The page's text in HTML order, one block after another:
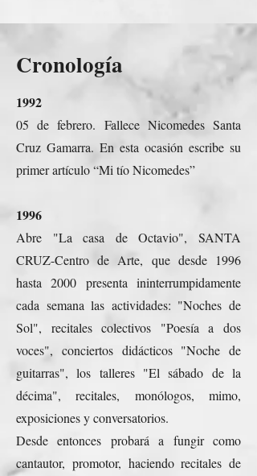
Cronología
1992
05 de febrero. Fallece Nicomedes Santa
Cruz Gamarra. En esta ocasión escribe su
primer artículo “Mi tío Nicomedes”
1996
Abre "La casa de Octavio", SANTA
CRUZ-Centro de Arte, que desde 1996
hasta 2000 presenta ininterrumpidamente
cada semana las actividades: "Noches de
Sol", recitales colectivos "Poesía a dos
voces", conciertos didácticos "Noche de
guitarras", los talleres "El sábado de la
décima", recitales, monólogos, mimo,
exposiciones y conversatorios.
Desde entonces probará a fungir como
cantautor, promotor, haciendo recitales de